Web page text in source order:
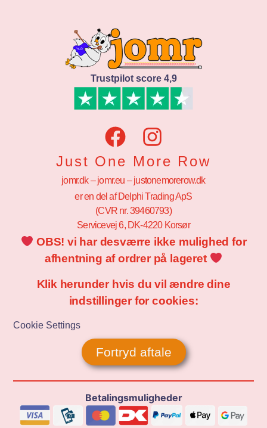
Trustpilot score 4,9
Just One More Row
jomr.dk – jomr.eu – justonemorerow.dk
er en del af Delphi Trading ApS
(CVR nr. 39460793)
Servicevej 6, DK-4220 Korsør
OBS! vi har desværre ikke mulighed for
afhentning af ordrer på lageret
Klik herunder hvis du vil ændre dine
indstillinger for cookies:
Cookie Settings
Fortryd aftale
Betalingsmuligheder